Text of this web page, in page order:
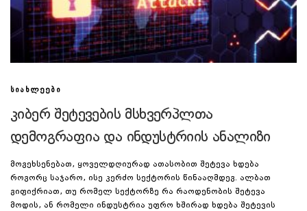
ᲡᲘᲐᲮᲚᲔᲔᲑᲘ
კიბერ შეტევების მსხვერპლთა
დემოგრაფია და ინდუსტრიის ანალიზი
მოგეხსენებათ, ყოველდღიურად ათასობით შეტევა ხდება
როგორც საჯარო, ისე კერძო სექტორის წინააღმდეგ. ალბათ
გიფიქრიათ, თუ რომელ სექტორზე რა რაოდენობის შეტევა
მოდის, ან რომელი ინდუსტრია უფრო ხშირად ხდება შეტევის